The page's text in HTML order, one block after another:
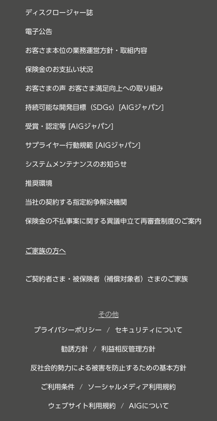
ディスクロージャー誌
電子公告
お客さま本位の業務運営方針・取組内容
保険金のお支払い状況
お客さまの声 お客さま満足向上への取り組み
持続可能な開発目標（SDGs）[AIGジャパン]
受賞・認定等 [AIGジャパン]
サプライヤー行動規範 [AIGジャパン]
システムメンテナンスのお知らせ
推奨環境
当社の契約する指定紛争解決機関
保険金の不払事案に関する異議申立て再審査制度のご案内
ご家族の方へ
ご契約者さま・被保険者（補償対象者）さまのご家族
その他
プライバシーポリシー / セキュリティについて
勧誘方針 /利益相反管理方針
反社会的勢力による被害を防止するための基本方針
ご利用条件 / ソーシャルメディア利用規約
ウェブサイト利用規約 / AIGについて